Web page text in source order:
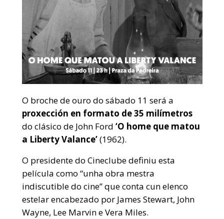
O broche de ouro do sábado 11 será a
proxección en formato de 35 milímetros
do clásico de John Ford ‘O home que matou
a Liberty Valance’(1962).
O presidente do Cineclube definiu esta
película como “unha obra mestra
indiscutible do cine” que conta cun elenco
estelar encabezado por James Stewart, John
Wayne, Lee Marvin e Vera Miles.